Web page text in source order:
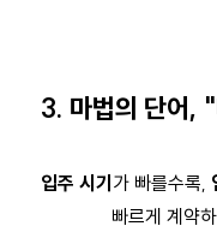
3. 마법의 단어,
입주 시기가 빠를수록,
빠르게 계약